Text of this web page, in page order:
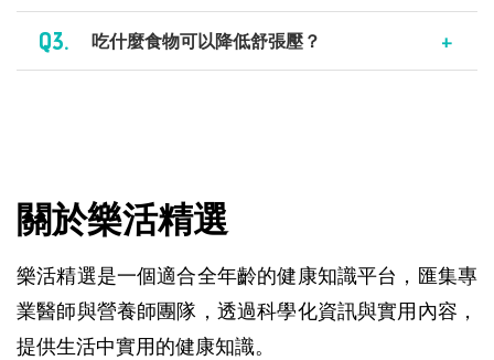
Q3. 吃什麼食物可以降低舒張壓？
關於樂活精選
樂活精選是一個適合全年齡的健康知識平台，匯集專
業醫師與營養師團隊，透過科學化資訊與實用內容，
提供生活中實用的健康知識。